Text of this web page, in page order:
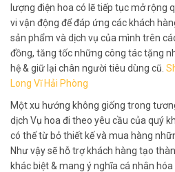
lượng điện hoa có lẽ tiếp tục mở rộng
vi vận động để đáp ứng các khách
sản phẩm và dịch vụ của mình trên
đồng, tăng tốc những công tác tặng
hệ & giữ lại chân người tiêu dùng cũ.
Long Vĩ Hải Phòng
Một xu hướng không giống trong
dịch Vụ hoa đi theo yêu cầu của quý
có thể từ bỏ thiết kế và mua hàng
Như vậy sẽ hỗ trợ khách hàng tạo
khác biệt & mang ý nghĩa cá nhân hóa